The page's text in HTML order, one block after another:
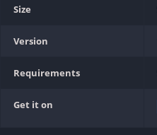
Size
Version
Requirements
Get it on